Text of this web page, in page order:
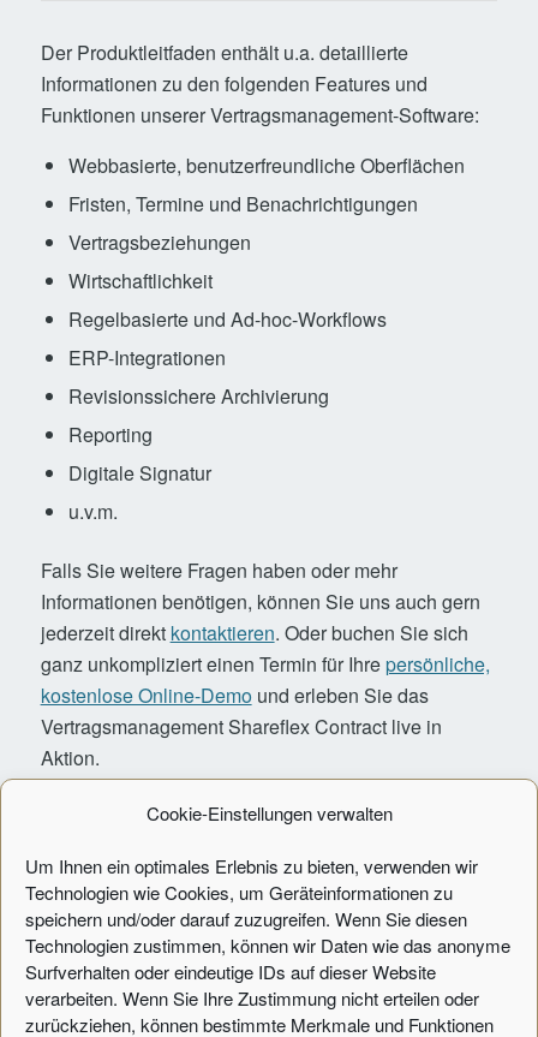
Cookie-Einstellungen verwalten
Um Ihnen ein optimales Erlebnis zu bieten, verwenden wir
Technologien wie Cookies, um Geräteinformationen zu
speichern und/oder darauf zuzugreifen. Wenn Sie diesen
Technologien zustimmen, können wir Daten wie das anonyme
Surfverhalten oder eindeutige IDs auf dieser Website
verarbeiten. Wenn Sie Ihre Zustimmung nicht erteilen oder
zurückziehen, können bestimmte Merkmale und Funktionen
Der Produktleitfaden enthält u.a. detaillierte
Informationen zu den folgenden Features und
Funktionen unserer Vertragsmanagement-Software:
Webbasierte, benutzerfreundliche Oberflächen
Fristen, Termine und Benachrichtigungen
Vertragsbeziehungen
Wirtschaftlichkeit
Regelbasierte und Ad-hoc-Workflows
ERP-Integrationen
Revisionssichere Archivierung
Reporting
Digitale Signatur
u.v.m.
Falls Sie weitere Fragen haben oder mehr
Informationen benötigen, können Sie uns auch gern
jederzeit direkt kontaktieren. Oder buchen Sie sich
ganz unkompliziert einen Termin für Ihrepersönliche,
kostenlose Online-Demound erleben Sie das
Vertragsmanagement Shareflex Contract live in
Aktion.
KOSTENLOSEN PRODUKTGUIDE
SHAREFLEX CONTRACT
ANFORDERN
Füllen Sie einfach das Formular aus und
innerhalb einer Minute erhalten Sie eine E-Mail